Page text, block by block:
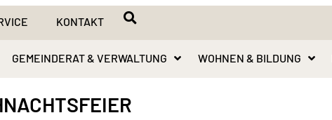
KONTAKT
GEMEINDERAT & VERWALTUNG WOHNEN & BILDUNG